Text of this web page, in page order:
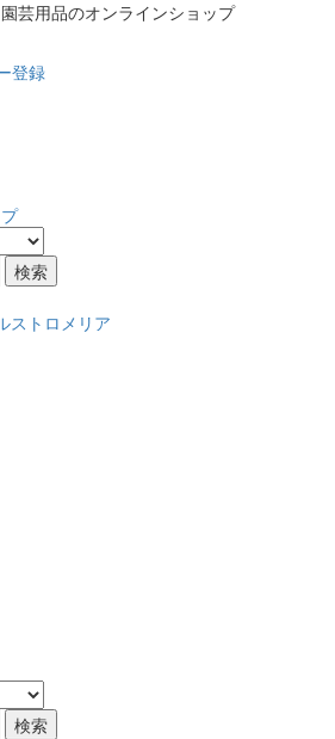
芸用品のオンラインショップ
登録
検索
ストロメリア
検索